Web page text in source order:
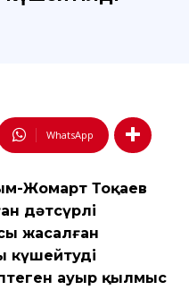
WhatsApp
Жомарт Тоқаев
дәтсүрлі
жасалған
күшейтуді
ауыр қылмыс